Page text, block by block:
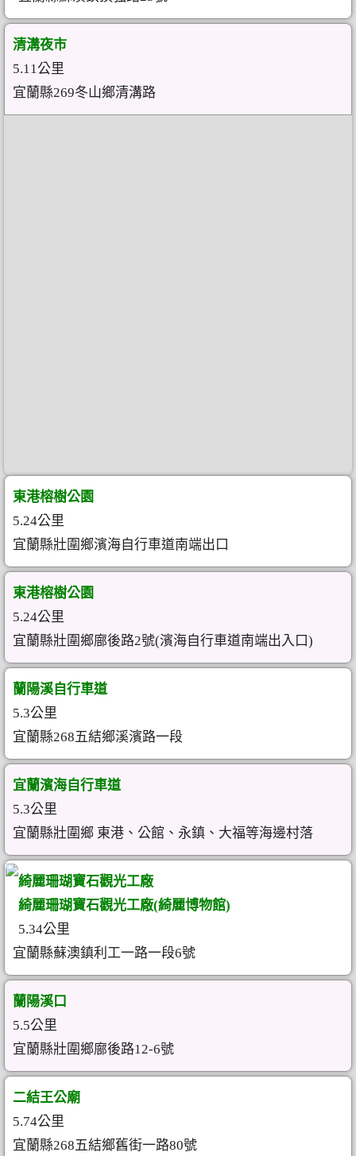
清溝夜市
5.11公里
宜蘭縣269冬山鄉清溝路
東港榕樹公園
5.24公里
宜蘭縣壯圍鄉濱海自行車道南端出口
東港榕樹公園
5.24公里
宜蘭縣壯圍鄉廍後路2號(濱海自行車道南端出入口)
蘭陽溪自行車道
5.3公里
宜蘭縣268五結鄉溪濱路一段
宜蘭濱海自行車道
5.3公里
宜蘭縣壯圍鄉 東港、公館、永鎮、大福等海邊村落
綺麗珊瑚寶石觀光工廠
綺麗珊瑚寶石觀光工廠(綺麗博物館)
5.34公里
宜蘭縣蘇澳鎮利工一路一段6號
蘭陽溪口
5.5公里
宜蘭縣壯圍鄉廍後路12-6號
二結王公廟
5.74公里
宜蘭縣268五結鄉舊街一路80號